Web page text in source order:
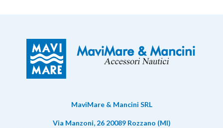
MaviMare & Mancini SRL
Via Manzoni, 26 20089 Rozzano (MI)